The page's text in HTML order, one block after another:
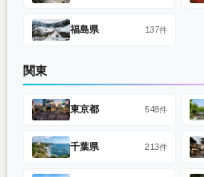
福島県 137件
関東
東京都 548件
千葉県 213件